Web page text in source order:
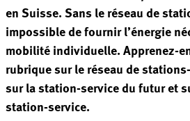
en Suisse. Sans le réseau de
impossible de fournir l’énergie
mobilité individuelle. Apprenez-
rubrique sur le réseau de
sur la station-service du futur et
station-service.